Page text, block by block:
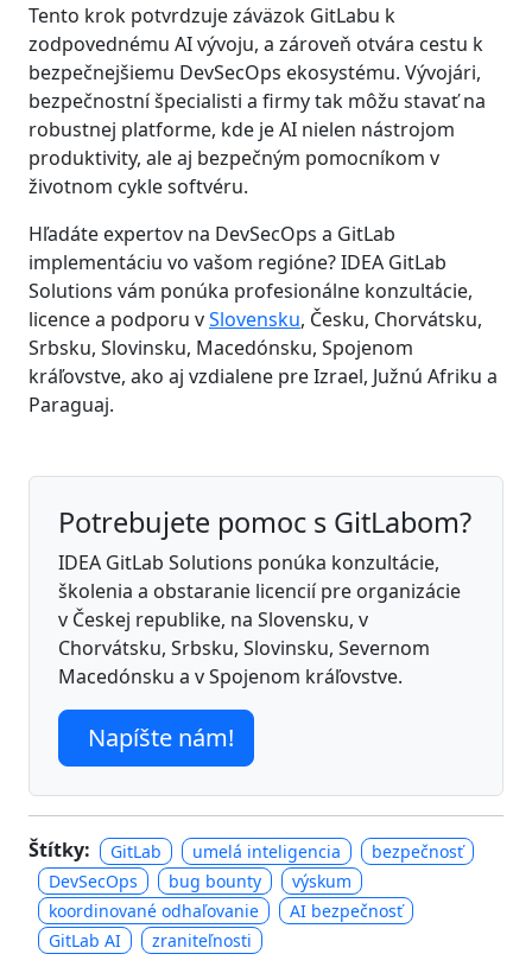
Tento krok potvrdzuje záväzok GitLabu k
zodpovednému AI vývoju, a zároveň otvára cestu k
bezpečnejšiemu DevSecOps ekosystému. Vývojári,
bezpečnostní špecialisti a firmy tak môžu stavať na
robustnej platforme, kde je AI nielen nástrojom
produktivity, ale aj bezpečným pomocníkom v
životnom cykle softvéru.
Hľadáte expertov na DevSecOps a GitLab
implementáciu vo vašom regióne? IDEA GitLab
Solutions vám ponúka profesionálne konzultácie,
licence a podporu vSlovensku, Česku, Chorvátsku,
Srbsku, Slovinsku, Macedónsku, Spojenom
kráľovstve, ako aj vzdialene pre Izrael, Južnú Afriku a
Paraguaj.
Potrebujete pomoc s GitLabom?
IDEA GitLab Solutions ponúka konzultácie,
školenia a obstaranie licencií pre organizácie
v Českej republike, na Slovensku, v
Chorvátsku, Srbsku, Slovinsku, Severnom
Macedónsku a v Spojenom kráľovstve.
Napíšte nám!
Štítky: GitLab umelá inteligencia
bezpečnosť
DevSecOps
bug bounty
výskum
koordinované odhaľovanie
AI bezpečnosť
GitLab AI
zraniteľnosti